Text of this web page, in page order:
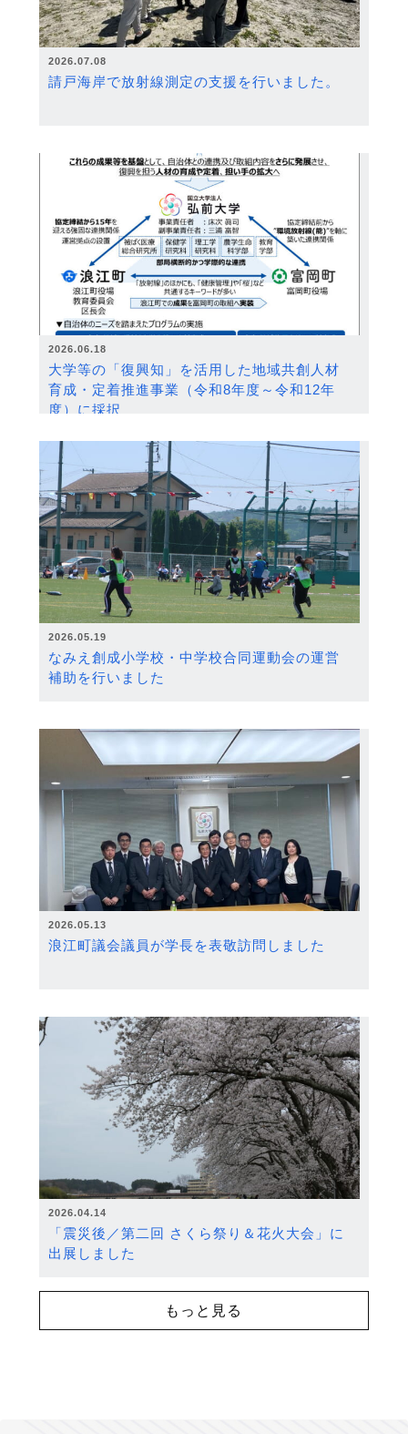
2026.07.08
請戸海岸で放射線測定の支援を行いました。
2026.06.18
大学等の「復興知」を活用した地域共創人材
育成・定着推進事業（令和8年度～令和12年
度）に採択
2026.05.19
なみえ創成小学校・中学校合同運動会の運営
補助を行いました
2026.05.13
浪江町議会議員が学長を表敬訪問しました
2026.04.14
「震災後／第二回 さくら祭り＆花火大会」に
出展しました
もっと見る